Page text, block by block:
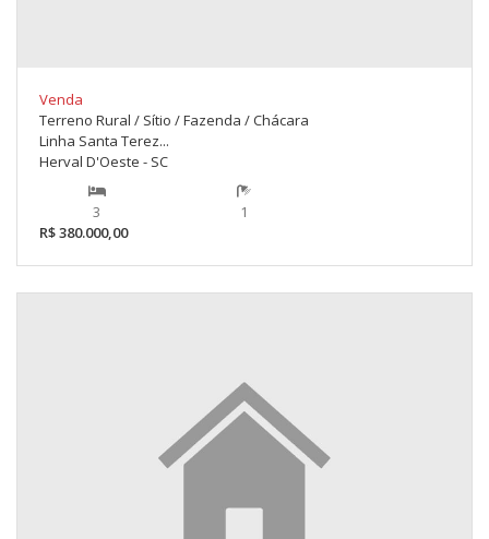
Venda
Terreno Rural / Sítio / Fazenda / Chácara
Linha Santa Terez...
Herval D'Oeste - SC
3
1
R$ 380.000,00